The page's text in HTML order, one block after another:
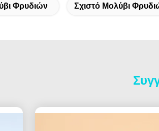
Φρυδιών Σχιστό Μολύβι